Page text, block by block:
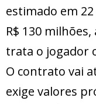
estimado em
R$ 130
trata o jogador
O contrato vai
exige valores